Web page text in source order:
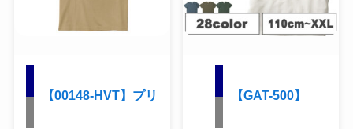
【00148-HVT】プリ 【GAT-500】